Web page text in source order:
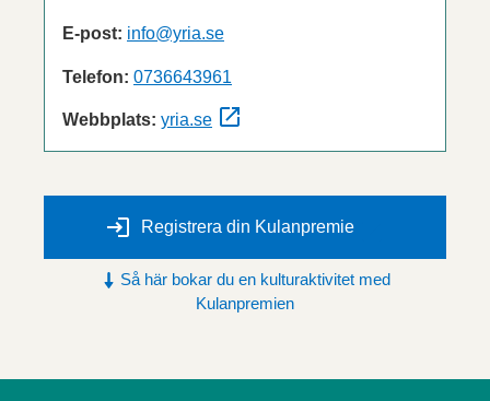
E-post: info@yria.se
Telefon: 0736643961
Webbplats: yria.se
Registrera din Kulanpremie
Så här bokar du en kulturaktivitet med
Kulanpremien